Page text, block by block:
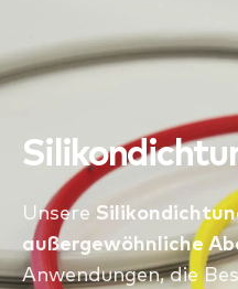
Unsere
außergewöhnliche
Anwendungen, die